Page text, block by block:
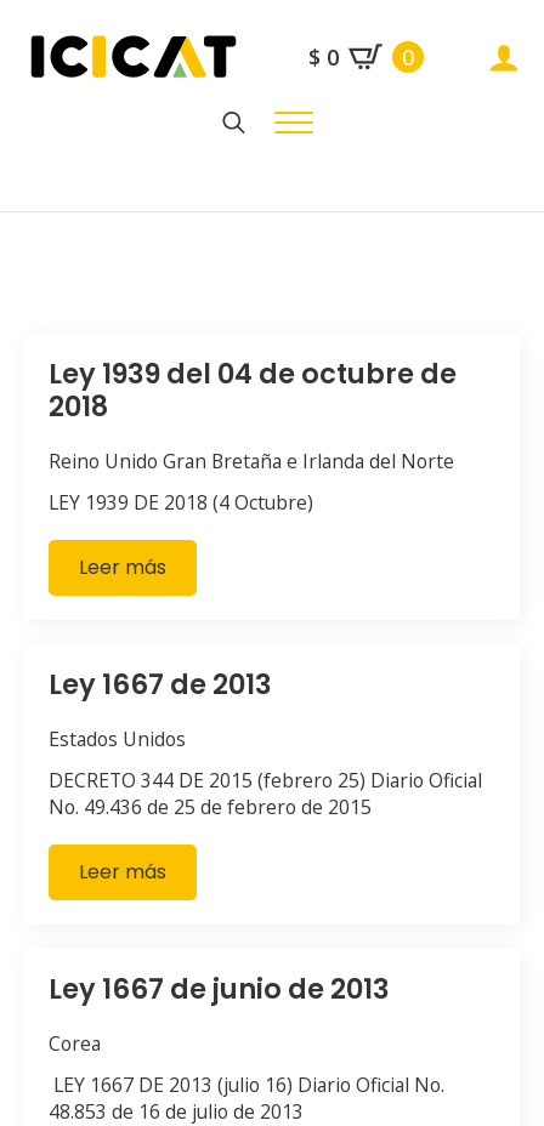
$ 0 0
Ley 1939 del 04 de octubre de
2018
Reino Unido Gran Bretaña e Irlanda del Norte
LEY 1939 DE 2018 (4 Octubre)
Leer más
Ley 1667 de 2013
Estados Unidos
DECRETO 344 DE 2015 (febrero 25) Diario Oficial
No. 49.436 de 25 de febrero de 2015
Leer más
Ley 1667 de junio de 2013
Corea
LEY 1667 DE 2013 (julio 16) Diario Oficial No.
48.853 de 16 de julio de 2013